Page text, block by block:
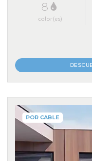
8
color(es)
POR CABLE